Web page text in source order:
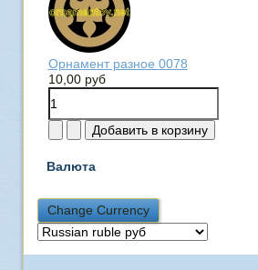
Орнамент разное 0078
10,00 руб
Валюта